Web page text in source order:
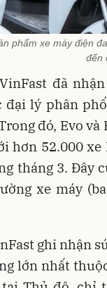
phẩm xe máy điện
đến
đã
đại lý phân
đó, Evo
hơn 52.000
tháng 3. Đây
xe máy
ghi nhận
lớn nhất